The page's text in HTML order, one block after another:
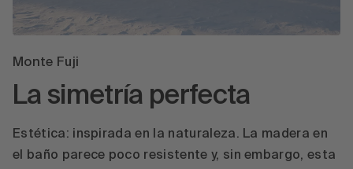
Monte Fuji
La simetría perfecta
Estética: inspirada en la naturaleza. La madera en
el baño parece poco resistente y, sin embargo, esta